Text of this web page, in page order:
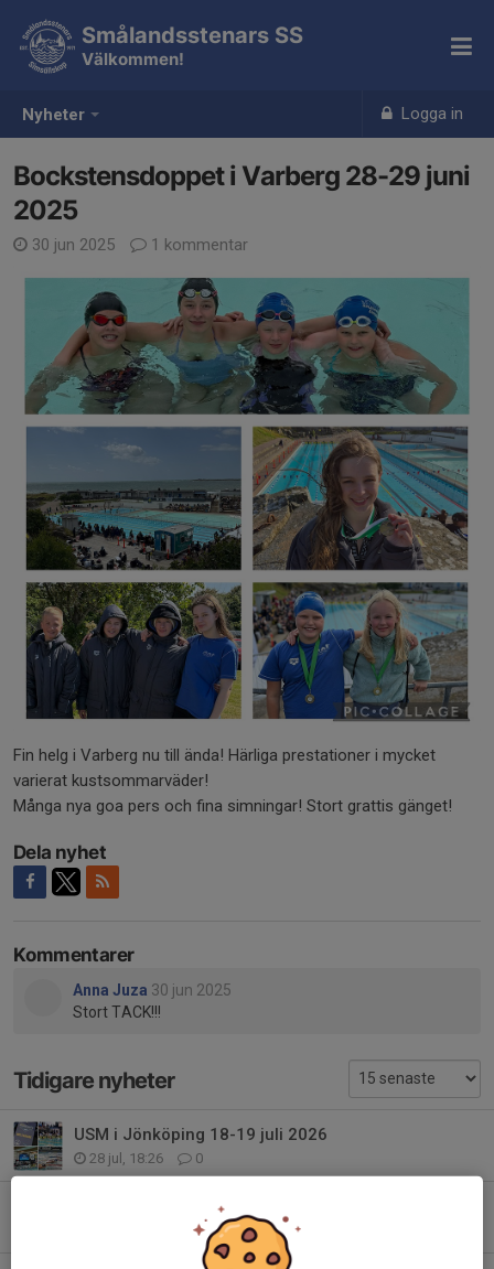
Nyheter Logga in
Smålandsstenars SS
Välkommen!
Bockstensdoppet i Varberg 28-29 juni
2025
30 jun 2025 1 kommentar
Fin helg i Varberg nu till ända! Härliga prestationer i mycket
varierat kustsommarväder!
Många nya goa pers och fina simningar! Stort grattis gänget!
Dela nyhet
Kommentarer
Anna Juza 30 jun 2025
Stort TACK!!!
Tidigare nyheter
USM i Jönköping 18-19 juli 2026
28 jul, 18:26 0
Bockstensdoppet 27-28 juni 2026
0